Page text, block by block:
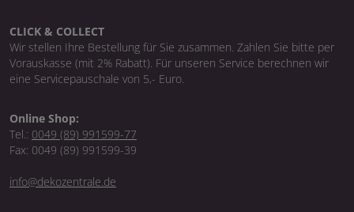
CLICK & COLLECT
Wir stellen Ihre Bestellung für Sie zusammen. Zahlen Sie bitte per
Vorauskasse (mit 2% Rabatt). Für unseren Service berechnen wir
eine Servicepauschale von 5,- Euro.
Online Shop:
Tel.: 0049 (89) 991599-77
Fax: 0049 (89) 991599-39
info@dekozentrale.de